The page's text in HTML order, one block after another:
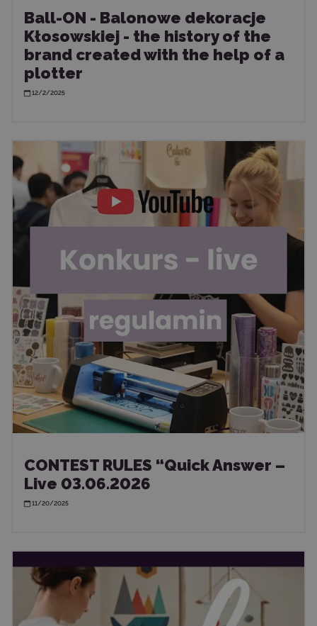
Ball-ON - Balonowe dekoracje
Kłosowskiej - the history of the
brand created with the help of a
plotter
12/2/2025
CONTEST RULES “Quick Answer –
Live 03.06.2026
11/20/2025